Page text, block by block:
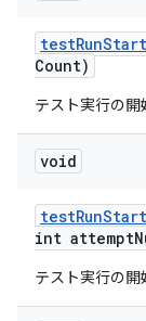
testRun
Count)
テスト実行の開
void
testRun
int attempt
テスト実行の開